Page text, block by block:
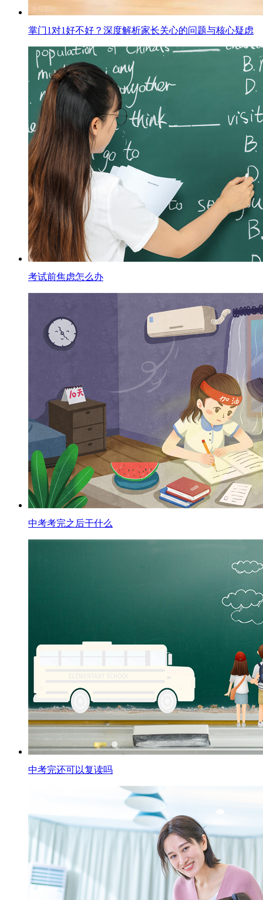
掌门1对1好不好？深度解析家长关心的问题与核心疑虑
考试前焦虑怎么办
中考考完之后干什么
中考完还可以复读吗